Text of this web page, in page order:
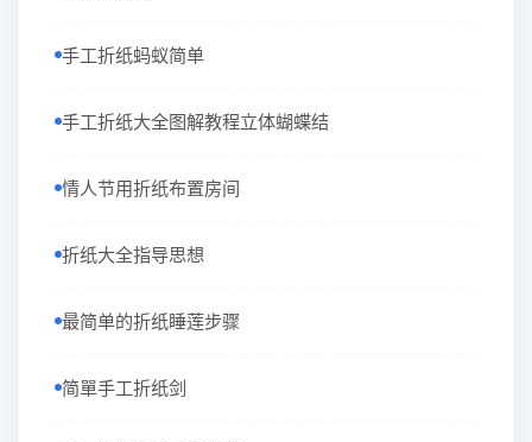
手工折纸蚂蚁简单
手工折纸大全图解教程立体蝴蝶结
情人节用折纸布置房间
折纸大全指导思想
最简单的折纸睡莲步骤
简單手工折纸剑